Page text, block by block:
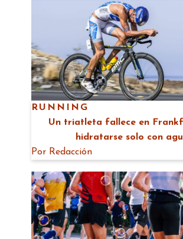
RUNNING
Un triatleta fallece en
hidratarse solo con
Por Redacción